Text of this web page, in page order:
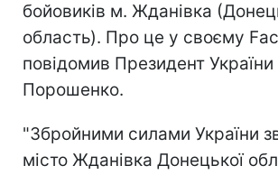
бойовиків м. Жданівка
область). Про це у своєму
повідомив Президент
Порошенко.
"Збройними силами України
місто Жданівка Донецької